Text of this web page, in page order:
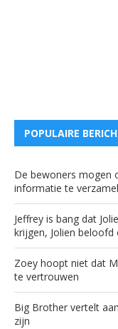
POPULAIRE
De bewoners mogen
informatie te
Jeffrey is bang dat
krijgen, Jolien
Zoey hoopt niet dat
te vertrouwen
Big Brother vertelt
zijn